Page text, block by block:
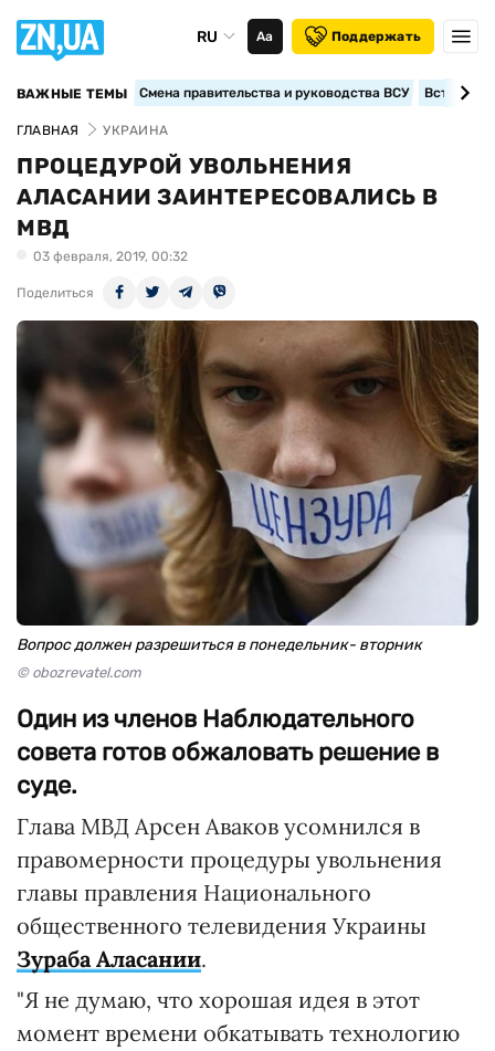
RU Аа Поддержать
ВАЖНЫЕ ТЕМЫ Смена правительства и руководства ВСУ
ГЛАВНАЯ УКРАИНА
ПРОЦЕДУРОЙ УВОЛЬНЕНИЯ
АЛАСАНИИ ЗАИНТЕРЕСОВАЛИСЬ В
МВД
03 февраля, 2019, 00:32
Поделиться
Вопрос должен разрешиться в понедельник- вторник
© obozrevatel.com
Один из членов Наблюдательного
совета готов обжаловать решение в
суде.
Глава МВД Арсен Аваков усомнился в
правомерности процедуры увольнения
главы правления Национального
общественного телевидения Украины
Зураба Аласании.
"Я не думаю, что хорошая идея в этот
момент времени обкатывать технологию